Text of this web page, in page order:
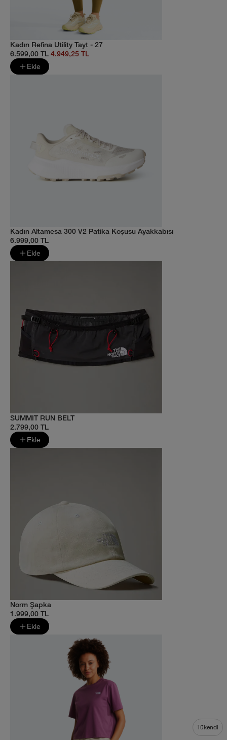
Tükendi
Kadın Refina Utility Tayt - 27
6.599,00 TL 4.949,25 TL
Ekle
Kadın Altamesa 300 V2 Patika Koşusu Ayakkabısı
6.999,00 TL
Ekle
SUMMIT RUN BELT
2.799,00 TL
Ekle
Norm Şapka
1.999,00 TL
Ekle